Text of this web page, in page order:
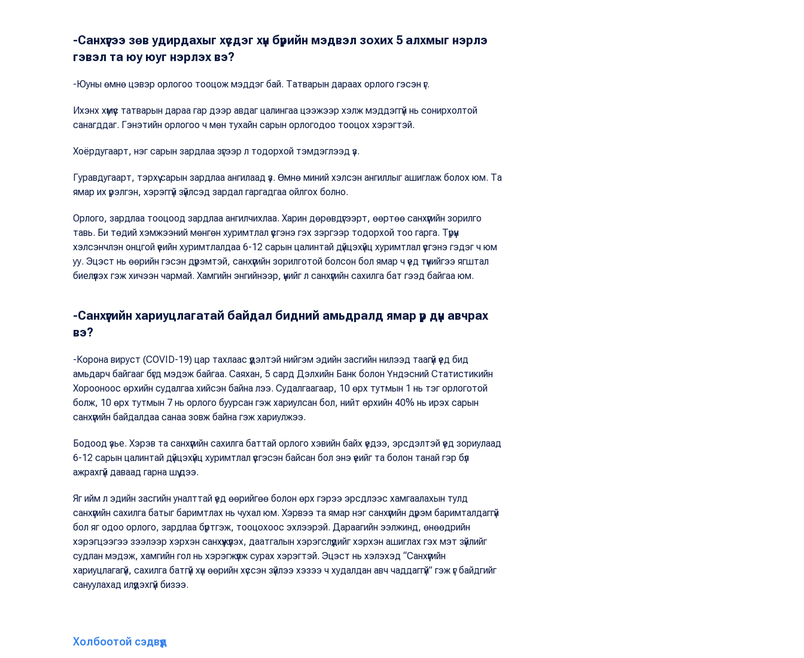
-Санхүүгээ зөв удирдахыг хүсдэг хүн бүрийн мэдвэл зохих 5 алхмыг нэрлэ
гэвэл та юу юуг нэрлэх вэ?
-Юуны өмнө цэвэр орлогоо тооцож мэддэг бай. Татварын дараах орлого гэсэн үг.
Ихэнх хүмүүс татварын дараа гар дээр авдаг цалингаа цээжээр хэлж мэддэггүй нь сонирхолтой
санагддаг. Гэнэтийн орлогоо ч мөн тухайн сарын орлогодоо тооцох хэрэгтэй.
Хоёрдугаарт, нэг сарын зардлаа зүгээр л тодорхой тэмдэглээд үз.
Гуравдугаарт, тэрхүү сарын зардлаа ангилаад үз. Өмнө миний хэлсэн ангиллыг ашиглаж болох юм. Та
ямар их үрэлгэн, хэрэггүй зүйлсэд зардал гаргадгаа ойлгох болно.
Орлого, зардлаа тооцоод зардлаа ангилчихлаа. Харин дөрөвдүгээрт, өөртөө санхүүгийн зорилго
тавь. Би төдий хэмжээний мөнгөн хуримтлал үүсгэнэ гэх зэргээр тодорхой тоо гарга. Түрүүн
хэлсэнчлэн онцгой үеийн хуримтлалдаа 6-12 сарын цалинтай дүйцэхүйц хуримтлал үүсгэнэ гэдэг ч юм
уу. Эцэст нь өөрийн гэсэн дүрэмтэй, санхүүгийн зорилготой болсон бол ямар ч үед түүнийгээ ягштал
биелүүлэх гэж хичээн чармай. Хамгийн энгийнээр, үүнийг л санхүүгийн сахилга бат гээд байгаа юм.
-Санхүүгийн хариуцлагатай байдал бидний амьдралд ямар үр дүн авчрах
вэ?
-Корона вируст (COVID-19) цар тахлаас үүдэлтэй нийгэм эдийн засгийн нилээд таагүй үед бид
амьдарч байгааг бүгд мэдэж байгаа. Саяхан, 5 сард Дэлхийн Банк болон Үндэсний Статистикийн
Хорооноос өрхийн судалгаа хийсэн байна лээ. Судалгаагаар, 10 өрх тутмын 1 нь тэг орлоготой
болж, 10 өрх тутмын 7 нь орлого буурсан гэж хариулсан бол, нийт өрхийн 40% нь ирэх сарын
санхүүгийн байдалдаа санаа зовж байна гэж хариулжээ.
Бодоод үзье. Хэрэв та санхүүгийн сахилга баттай орлого хэвийн байх үедээ, эрсдэлтэй үед зориулаад
6-12 сарын цалинтай дүйцэхүйц хуримтлал үүсгэсэн байсан бол энэ үеийг та болон танай гэр бүл
ажрахгүй даваад гарна шүү дээ.
Яг ийм л эдийн засгийн уналттай үед өөрийгөө болон өрх гэрээ эрсдлээс хамгаалахын тулд
санхүүгийн сахилга батыг баримтлах нь чухал юм. Хэрвээ та ямар нэг санхүүгийн дүрэм баримталдаггүй
бол яг одоо орлого, зардлаа бүртгэж, тооцохоос эхлээрэй. Дараагийн ээлжинд, өнөөдрийн
хэрэгцээгээ зээлээр хэрхэн санхүүжүүлэх, даатгалын хэрэгслүүдийг хэрхэн ашиглах гэх мэт зүйлийг
судлан мэдэж, хамгийн гол нь хэрэгжүүлж сурах хэрэгтэй. Эцэст нь хэлэхэд “Санхүүгийн
хариуцлагагүй, сахилга батгүй хүн өөрийн хүссэн зүйлээ хэзээ ч худалдан авч чаддаггүй” гэж үг байдгийг
сануулахад илүүдэхгүй бизээ.
Холбоотой сэдвүүд